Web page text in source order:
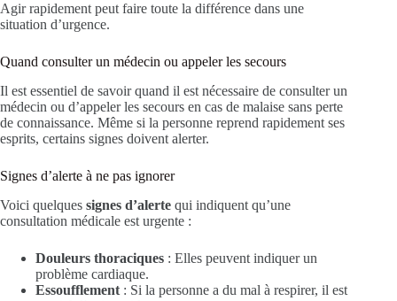
Agir rapidement peut faire toute la différence dans une
situation d’urgence.
Quand consulter un médecin ou appeler les secours
Il est essentiel de savoir quand il est nécessaire de consulter un
médecin ou d’appeler les secours en cas de malaise sans perte
de connaissance. Même si la personne reprend rapidement ses
esprits, certains signes doivent alerter.
Signes d’alerte à ne pas ignorer
Voici quelques signes d’alerte qui indiquent qu’une
consultation médicale est urgente :
Douleurs thoraciques : Elles peuvent indiquer un
problème cardiaque.
Essoufflement : Si la personne a du mal à respirer, il est